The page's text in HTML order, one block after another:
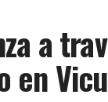
a
en